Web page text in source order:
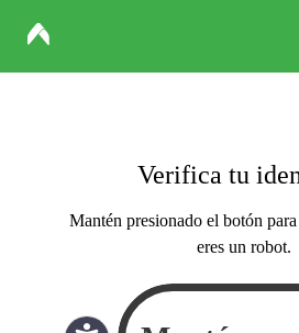
Verifica tu
Mantén presionado el botón
eres un robot.